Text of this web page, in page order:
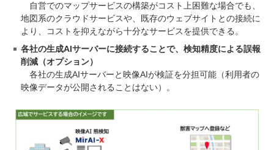
自営でのマップサービスの構築がコスト上困難な場合でも、
地図系のクラウドサービスや、既存のウェブサイトとの接続に
より、コストを抑えながら十分なサービスを提供できる。
各社の生成AIサーバーに接続することで、検知精度による誤報
削減（オプション）
各社の生成AIサーバーと映像AIが検証を分担可能（利用者の
映像データが公開されることはない）。